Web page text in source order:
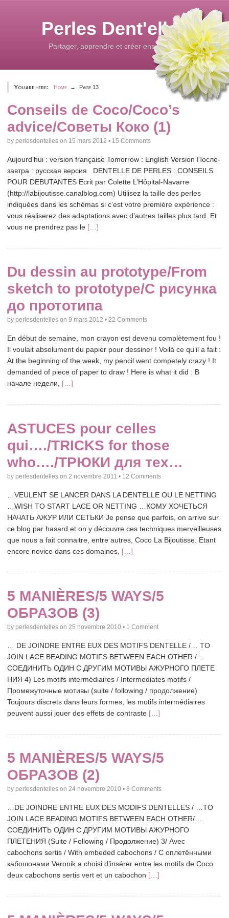
Perles Dent'elles
Partager, apprendre et créer ensemble...
You are here: Home Page 13
Conseils de Coco/Coco’s
advice/Советы Коко (1)
by perlesdentelles on 15 mars 2012 • 15 Comments
Aujourd’hui : version française Tomorrow : English Version После-
завтра : русская версия DENTELLE DE PERLES : CONSEILS
POUR DEBUTANTES Ecrit par Colette L’Hôpital-Navarre
(http://labijoutisse.canalblog.com) Utilisez la taille des perles
indiquées dans les schémas si c’est votre première expérience :
vous réaliserez des adaptations avec d’autres tailles plus tard. Et
vous ne prendrez pas le […]
Du dessin au prototype/From
sketch to prototype/С рисунка
до прототипа
by perlesdentelles on 9 mars 2012 • 22 Comments
En début de semaine, mon crayon est devenu complètement fou !
Il voulait absolument du papier pour dessiner ! Voilà ce qu’il a fait :
At the beginning of the week, my pencil went competely crazy ! It
demanded of piece of paper to draw ! Here is what it did : В
начале недели, […]
ASTUCES pour celles
qui…./TRICKS for those
who…./ТРЮКИ для тех…
by perlesdentelles on 2 novembre 2011 • 12 Comments
…VEULENT SE LANCER DANS LA DENTELLE OU LE NETTING
…WISH TO START LACE OR NETTING …КОМУ ХОЧЕТЬСЯ
НАЧАТЬ АЖУР ИЛИ СЕТЬКИ Je pense que parfois, on arrive sur
ce blog par hasard et on y découvre ces techniques merveilleuses
que nous a fait connaitre, entre autres, Coco La Bijoutisse. Etant
encore novice dans ces domaines, […]
5 MANIÈRES/5 WAYS/5
ОБРАЗОВ (3)
by perlesdentelles on 25 novembre 2010 • 1 Comment
… DE JOINDRE ENTRE EUX DES MOTIFS DENTELLE /… TO
JOIN LACE BEADING MOTIFS BETWEEN EACH OTHER /…
СОЕДИНИТЬ ОДИН С ДРУГИМ МОТИВЫ АЖУРНОГО ПЛЕТЕ
НИЯ 4) Les motifs intermédiaires / Intermediates motifs /
Промежуточные мотивы (suite / following / продолжение)
Toujours discrets dans leurs formes, les motifs intermédiaires
peuvent aussi jouer des effets de contraste […]
5 MANIÈRES/5 WAYS/5
ОБРАЗОВ (2)
by perlesdentelles on 24 novembre 2010 • 8 Comments
…DE JOINDRE ENTRE EUX DES MODIFS DENTELLES / …TO
JOIN LACE BEADING MOTIFS BETWEEN EACH OTHER/…
СОЕДИНИТЬ ОДИН С ДРУГИМ МОТИВЫ АЖУРНОГО
ПЛЕТЕНИЯ (Suite / Following / Продолжение) 3/ Avec
cabochons sertis / With embeded cabochons / С оплетёнными
кабошонами Veronik a choisi d’insérer entre les motifs de Coco
deux cabochons sertis vert et un cabochon […]